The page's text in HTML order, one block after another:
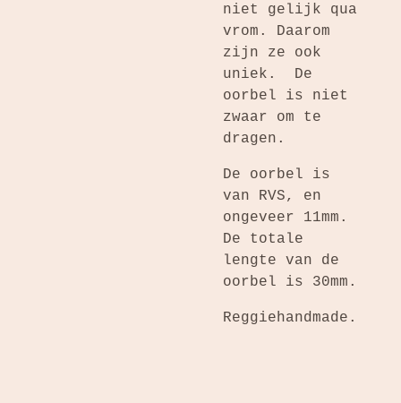
niet gelijk qua
vrom. Daarom
zijn ze ook
uniek. De
oorbel is niet
zwaar om te
dragen.
De oorbel is
van RVS, en
ongeveer 11mm.
De totale
lengte van de
oorbel is 30mm.
Reggiehandmade.